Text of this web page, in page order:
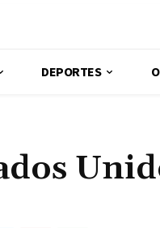
DEPORTES